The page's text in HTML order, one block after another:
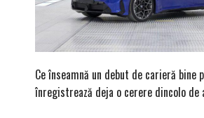
Ce înseamnă un debut de carieră bine
înregistrează deja o cerere dincolo de